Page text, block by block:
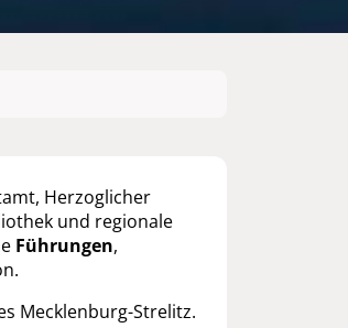
Herzoglicher
und regionale
Führungen,
Mecklenburg-Strelitz.